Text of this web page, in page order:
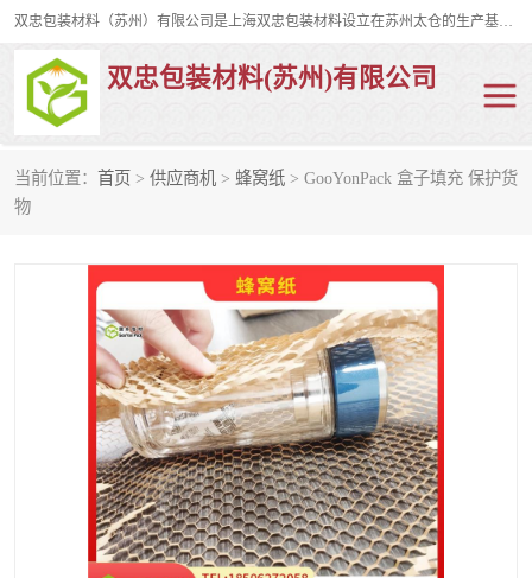
双忠包装材料（苏州）有限公司是上海双忠包装材料设立在苏州太仓的生产基地，占地约2万平米，产品主要有打孔缠绕膜，拉伸蜂窝纸，集装箱充气袋，滑托板，打包带，裹包网兜，防滑纸等箱体和托盘的运输和保护性包材。固永包材®，GooYon Pack®，是我们保护性包装材料的专属品牌。
双忠包装材料(苏州)有限公司
当前位置： 首页 > 供应商机 > 蜂窝纸 > GooYonPack 盒子填充 保护货
物
裹包网兜 纤维打包带
充气袋
缠绕膜
托盘裹包网兜
托盘捆绑带